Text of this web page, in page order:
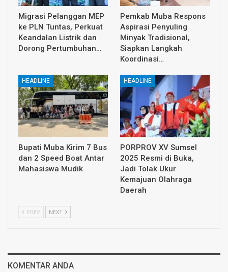
Migrasi Pelanggan MEP
ke PLN Tuntas, Perkuat
Keandalan Listrik dan
Dorong Pertumbuhan…
Pemkab Muba Respons
Aspirasi Penyuling
Minyak Tradisional,
Siapkan Langkah
Koordinasi…
HEADLINE
Bupati Muba Kirim 7 Bus
dan 2 Speed Boat Antar
Mahasiswa Mudik
HEADLINE
PORPROV XV Sumsel
2025 Resmi di Buka,
Jadi Tolak Ukur
Kemajuan Olahraga
Daerah
PREV NEXT
KOMENTAR ANDA